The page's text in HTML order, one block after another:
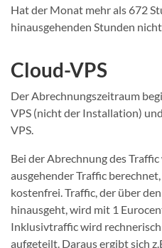
Hat der Monat mehr als 672
hinausgehenden Stunden
Cloud-VPS
Der Abrechnungszeitraum
VPS (nicht der Installation)
VPS.
Bei der Abrechnung des
ausgehender Traffic
kostenfrei. Traffic, der über
hinausgeht, wird mit 1
Inklusivtraffic wird
aufgeteilt. Daraus ergibt sich